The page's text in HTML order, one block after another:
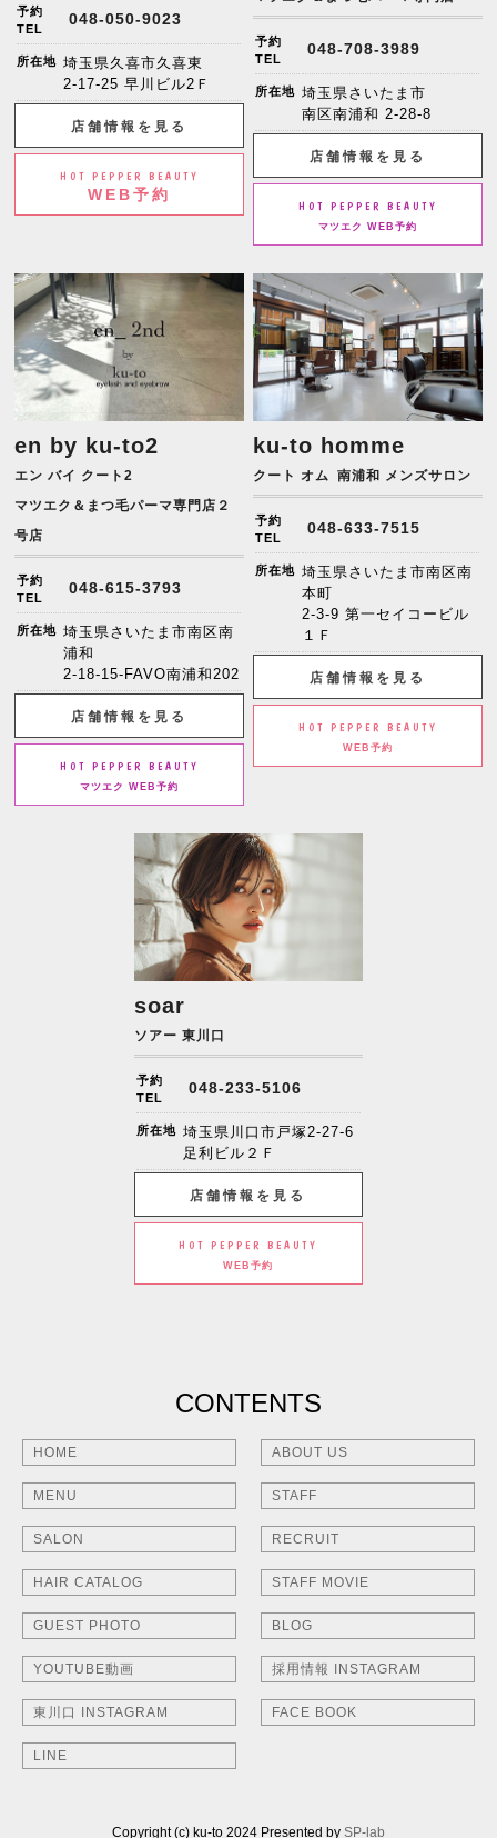
予約
TEL
048-050-9023
所在地 埼玉県久喜市久喜東
2-17-25 早川ビル2Ｆ
店舗情報を見る
HOT PEPPER BEAUTY
WEB予約
予約
TEL
048-708-3989
所在地 埼玉県さいたま市
南区南浦和 2-28-8
店舗情報を見る
HOT PEPPER BEAUTY
マツエク WEB予約
en by ku-to2
エン バイ クート2
マツエク＆まつ毛パーマ専門店２
号店
予約
TEL
048-615-3793
所在地 埼玉県さいたま市南区南
浦和
2-18-15-FAVO南浦和202
店舗情報を見る
HOT PEPPER BEAUTY
マツエク WEB予約
ku-to homme
クート オム 南浦和 メンズサロン
予約
TEL
048-633-7515
所在地 埼玉県さいたま市南区南
本町
2-3-9 第一セイコービル
１Ｆ
店舗情報を見る
HOT PEPPER BEAUTY
WEB予約
soar
ソアー 東川口
予約
TEL
048-233-5106
所在地 埼玉県川口市戸塚2-27-6
足利ビル２Ｆ
店舗情報を見る
HOT PEPPER BEAUTY
WEB予約
CONTENTS
HOME ABOUT US
MENU STAFF
SALON RECRUIT
HAIR CATALOG STAFF MOVIE
GUEST PHOTO BLOG
YOUTUBE動画 採用情報 INSTAGRAM
東川口 INSTAGRAM FACE BOOK
LINE
Copyright (c) ku-to 2024 Presented by SP-lab